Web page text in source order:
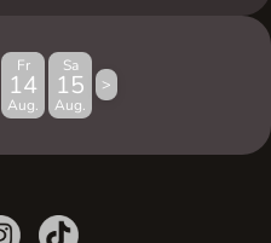
Fr
14
Aug.
Sa
15
Aug.
>